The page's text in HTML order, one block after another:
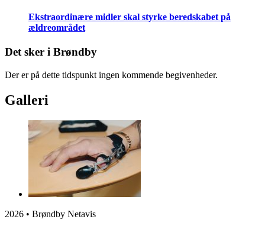
Ekstraordinære midler skal styrke beredskabet på
ældreområdet
Det sker i Brøndby
Der er på dette tidspunkt ingen kommende begivenheder.
Galleri
2026 • Brøndby Netavis